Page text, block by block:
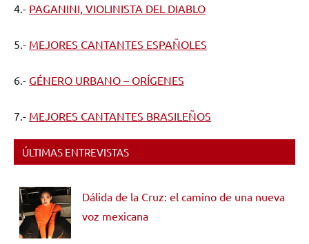
4.- PAGANINI, VIOLINISTA DEL DIABLO
5.- MEJORES CANTANTES ESPAÑOLES
6.- GÉNERO URBANO – ORÍGENES
7.- MEJORES CANTANTES BRASILEÑOS
ÚLTIMAS ENTREVISTAS
Dálida de la Cruz: el camino de una nueva
voz mexicana